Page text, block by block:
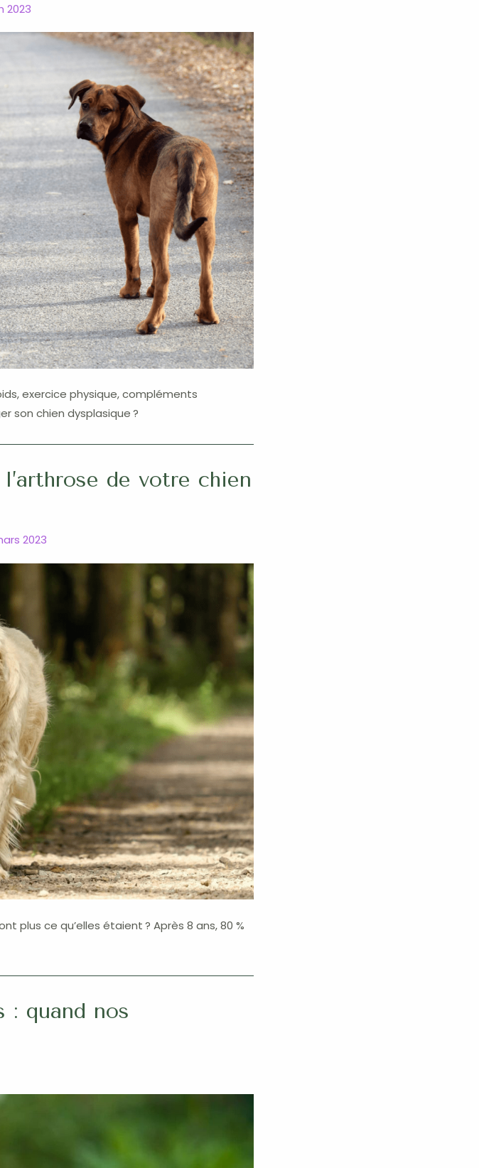
2023
exercice physique, compléments
son chien dysplasique ?
de votre chien
2023
plus ce qu’elles étaient ? Après 8 ans, 80 %
: quand nos